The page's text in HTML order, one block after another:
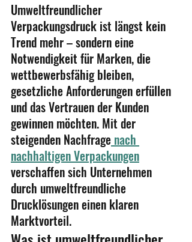
Umweltfreundlicher
Verpackungsdruck ist längst kein
Trend mehr – sondern eine
Notwendigkeit für Marken, die
wettbewerbsfähig bleiben,
gesetzliche Anforderungen erfüllen
und das Vertrauen der Kunden
gewinnen möchten. Mit der
steigenden Nachfrage nach
nachhaltigen Verpackungen
verschaffen sich Unternehmen
durch umweltfreundliche
Drucklösungen einen klaren
Marktvorteil.